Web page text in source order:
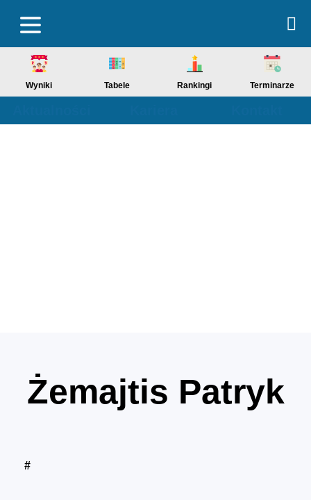
Wyniki Tabele Rankingi Terminarze
Żemajtis Patryk
#